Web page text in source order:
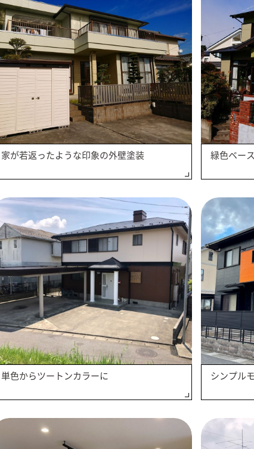
家が若返ったような印象の外壁塗装 緑色ベー
単色からツートンカラーに シンプル